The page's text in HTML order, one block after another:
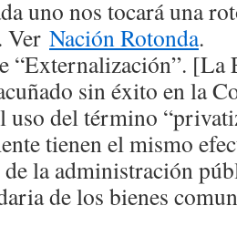
uno nos tocará una
Ver Nación Rotonda.
“Externalización”. [La
sin éxito en la
uso del término
tienen el mismo
de la administración
de los bienes